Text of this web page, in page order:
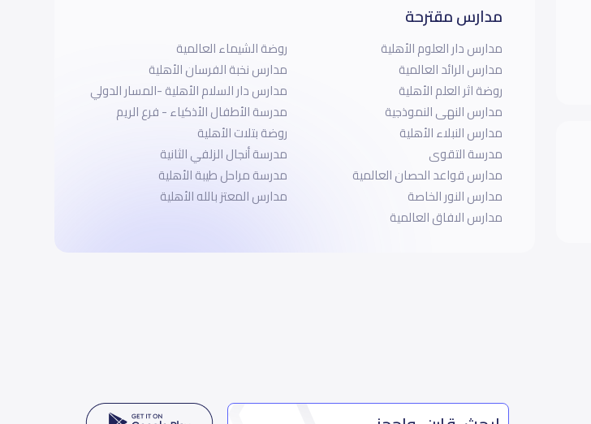
مدارس مقترحة
مدارس دار العلوم الأهلية
مدارس الرائد العالمية
روضة اثر العلم الأهلية
مدارس النهى النموذجية
مدارس النبلاء الأهلية
مدرسة التقوى
مدارس قواعد الحصان العالمية
مدارس النور الخاصة
مدارس الافاق العالمية
روضة الشيماء العالمية
مدارس نخبة الفرسان الأهلية
مدارس دار السلام الأهلية -المسار الدولي
مدرسة الأطفال الأذكياء - فرع الريم
روضة بتلات الأهلية
مدرسة أنجال الزلفي الثانية
مدرسة مراحل طيبة الأهلية
مدارس المعتز بالله الأهلية